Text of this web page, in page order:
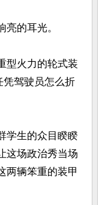
的耳光。
型火力的轮式装
凭驾驶员怎么折
学生的众目睽睽
这场政治秀当场
两辆笨重的装甲